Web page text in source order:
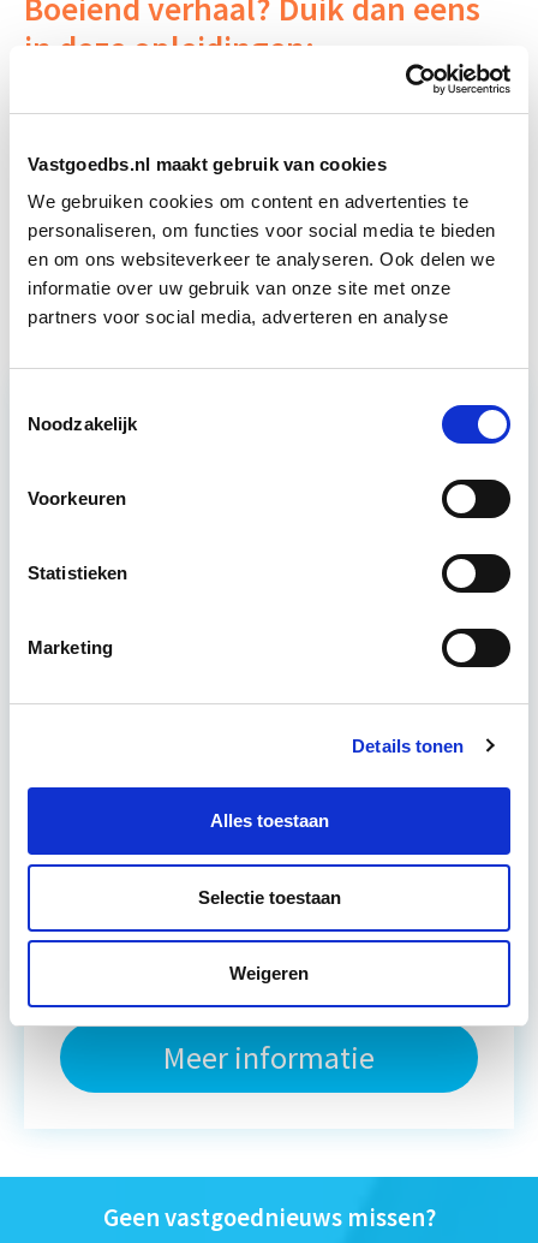
Vastgoedbs.nl maakt gebruik van cookies
We gebruiken cookies om content en advertenties te
personaliseren, om functies voor social media te bieden
en om ons websiteverkeer te analyseren. Ook delen we
informatie over uw gebruik van onze site met onze
partners voor social media, adverteren en analyse
Noodzakelijk
Voorkeuren
Statistieken
Marketing
Details tonen
Alles toestaan
Selectie toestaan
Weigeren
in deze opleidingen:
Circulair Bouwen Start do 24 sep
Vastgoedmarkt & Trends Start wo 30 sep
Tijdens deze opleiding leer je om integraal
komen voorbij, waarbij de…
4 - 8 uur per week
Meer informatie
Geen vastgoednieuws missen?